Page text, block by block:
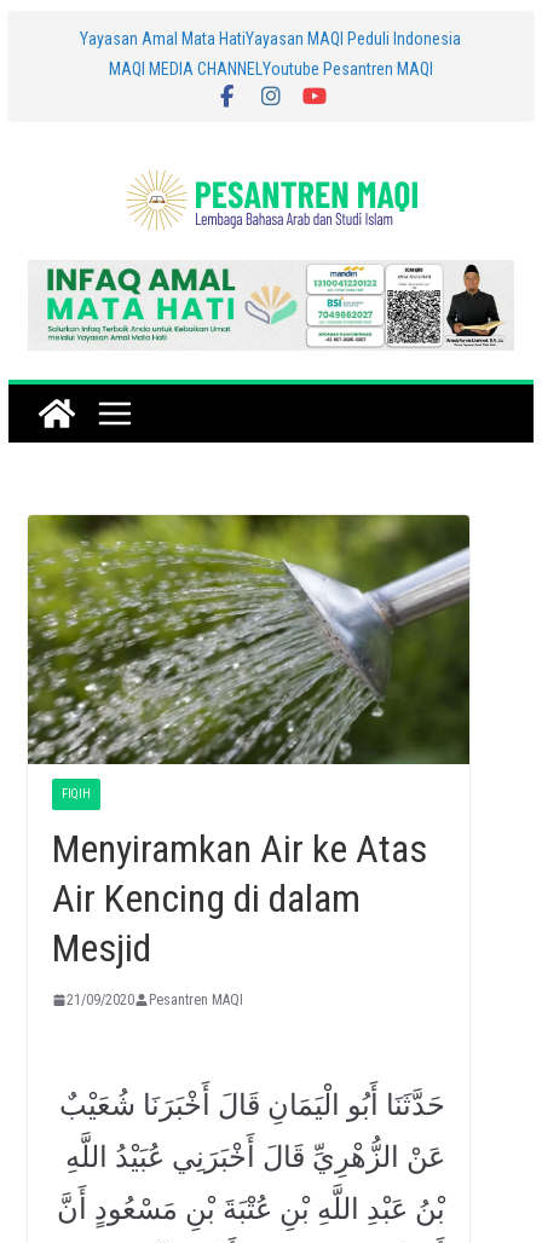
Yayasan Amal Mata HatiYayasan MAQI Peduli Indonesia
MAQI MEDIA CHANNEL Youtube Pesantren MAQI
FIQIH
Menyiramkan Air ke Atas
Air Kencing di dalam
Mesjid
21/09/2020 Pesantren MAQI
حَدَّثَنَا أَبُو الْيَمَانِ قَالَ أَخْبَرَنَا شُعَيْبٌ
عَنْ الزُّهْرِيِّ قَالَ أَخْبَرَنِي عُبَيْدُ اللَّهِ
بْنُ عَبْدِ اللَّهِ بْنِ عُتْبَةَ بْنِ مَسْعُودٍ أَنَّ